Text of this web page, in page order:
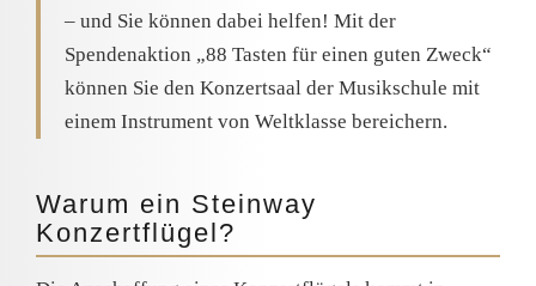
– und Sie können dabei helfen! Mit der
Spendenaktion „88 Tasten für einen guten Zweck“
können Sie den Konzertsaal der Musikschule mit
einem Instrument von Weltklasse bereichern.
Warum ein Steinway
Konzertflügel?